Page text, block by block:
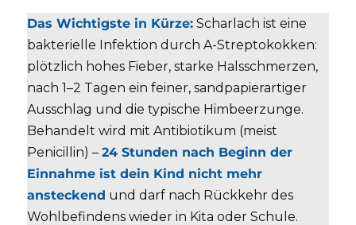
Das Wichtigste in Kürze:Scharlach ist eine
bakterielle Infektion durch A-Streptokokken:
plötzlich hohes Fieber, starke Halsschmerzen,
nach 1–2 Tagen ein feiner, sandpapierartiger
Ausschlag und die typische Himbeerzunge.
Behandelt wird mit Antibiotikum (meist
Penicillin) – 24 Stunden nach Beginn der
Einnahme ist dein Kind nicht mehr
ansteckend und darf nach Rückkehr des
Wohlbefindens wieder in Kita oder Schule.